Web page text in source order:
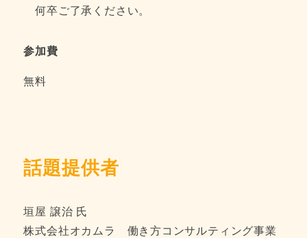
何卒ご了承ください。
参加費
無料
話題提供者
垣屋 譲治 氏
株式会社オカムラ 働き方コンサルティング事業